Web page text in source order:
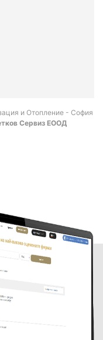
и Отопление - София
Сервиз ЕООД